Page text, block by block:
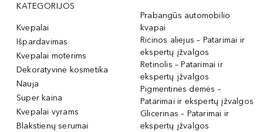
KATEGORIJOS
Kvepalai
Išpardavimas
Kvepalai moterims
Dekoratyvinė kosmetika
Nauja
Super kaina
Kvepalai vyrams
Blakstienų serumai
Prabangūs automobilio
kvapai
Ricinos aliejus – Patarimai ir
ekspertų įžvalgos
Retinolis – Patarimai ir
ekspertų įžvalgos
Pigmentinės dėmės –
Patarimai ir ekspertų įžvalgos
Glicerinas – Patarimai ir
ekspertų įžvalgos